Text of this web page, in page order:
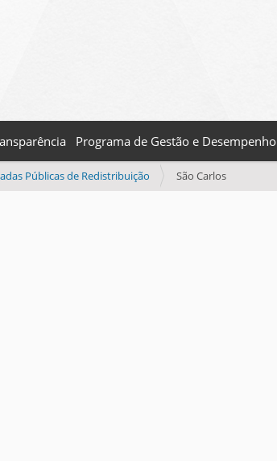
Programa de Gestão e Desempenho
Públicas de Redistribuição São Carlos